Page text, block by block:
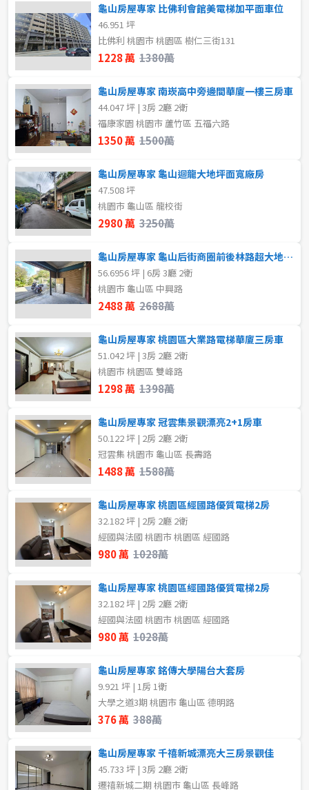
~
不拘
1房
2房
4房 5房以上
屋齡
不拘
售價
1樓
3樓
5~10樓 11~20樓
21樓以上
格局
2房 3房
4房
租金(元)
龜山房屋專家 比佛利會館美電梯加平面車位
46.951 坪
比佛利 桃園市 桃園區 樹仁三街131
1228 萬 1380萬
龜山房屋專家 南崁高中旁邊間華廈一樓三房車
44.047 坪 | 3房 2廳 2衛
福康家園 桃園市 蘆竹區 五福六路
1350 萬 1500萬
龜山房屋專家 龜山迴龍大地坪面寬廠房
47.508 坪
桃園市 龜山區 龍校街
2980 萬 3250萬
龜山房屋專家 龜山后街商圈前後林路超大地坪邊間透天
56.6956 坪 | 6房 3廳 2衛
桃園市 龜山區 中興路
2488 萬 2688萬
龜山房屋專家 桃園區大業路電梯華廈三房車
51.042 坪 | 3房 2廳 2衛
桃園市 桃園區 雙峰路
1298 萬 1398萬
龜山房屋專家 冠雲集景觀漂亮2+1房車
50.122 坪 | 2房 2廳 2衛
冠雲集 桃園市 龜山區 長壽路
1488 萬 1588萬
龜山房屋專家 桃園區經國路優質電梯2房
32.182 坪 | 2房 2廳 2衛
經國與法國 桃園市 桃園區 經國路
980 萬 1028萬
龜山房屋專家 桃園區經國路優質電梯2房
32.182 坪 | 2房 2廳 2衛
經國與法國 桃園市 桃園區 經國路
980 萬 1028萬
龜山房屋專家 銘傳大學陽台大套房
9.921 坪 | 1房 1衛
大學之道3期 桃園市 龜山區 德明路
376 萬 388萬
龜山房屋專家 千禧新城漂亮大三房景觀佳
45.733 坪 | 3房 2廳 2衛
遷禧新城二期 桃園市 龜山區 長峰路